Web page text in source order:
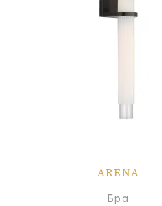
ARENA
Бра